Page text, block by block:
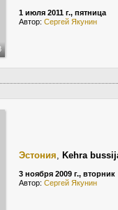
1 июля 2011 г., пятница
Автор: Сергей Якунин
Эстония, Kehra
3 ноября 2009 г., вторник
Автор: Сергей Якунин